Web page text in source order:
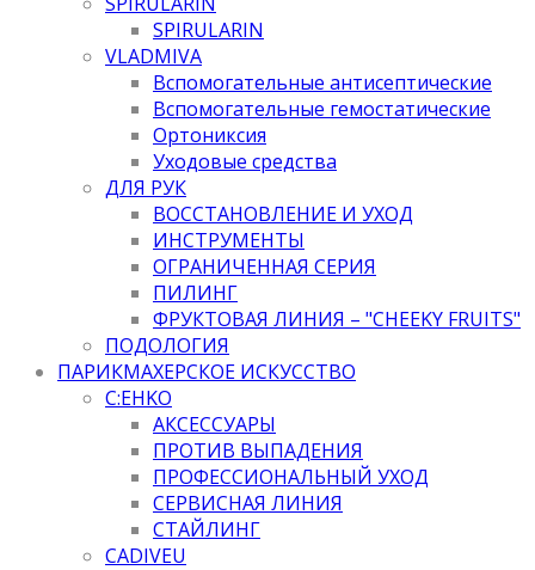
SPIRULARIN
VLADMIVA
Вспомогательные антисептические
Вспомогательные гемостатические
Ортониксия
Уходовые средства
ДЛЯ РУК
ВОССТАНОВЛЕНИЕ И УХОД
ИНСТРУМЕНТЫ
ОГРАНИЧЕННАЯ СЕРИЯ
ПИЛИНГ
ФРУКТОВАЯ ЛИНИЯ – "CHEEKY FRUITS"
ПОДОЛОГИЯ
ПАРИКМАХЕРСКОЕ ИСКУССТВО
C:EHKO
АКСЕССУАРЫ
ПРОТИВ ВЫПАДЕНИЯ
ПРОФЕССИОНАЛЬНЫЙ УХОД
СЕРВИСНАЯ ЛИНИЯ
СТАЙЛИНГ
CADIVEU